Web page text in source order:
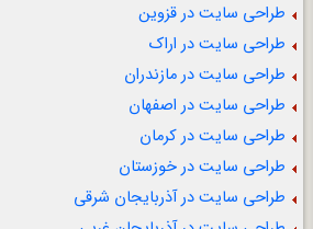
طراحی سایت در قزوین
طراحی سایت در اراک
طراحی سایت در مازندران
طراحی سایت در اصفهان
طراحی سایت در کرمان
طراحی سایت در خوزستان
طراحی سایت در آذربایجان شرقی